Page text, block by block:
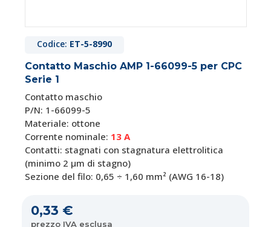
Codice: ET-5-8990
Contatto Maschio AMP 1-66099-5 per CPC
Serie 1
Contatto maschio
P/N: 1-66099-5
Materiale: ottone
Corrente nominale: 13 A
Contatti: stagnati con stagnatura elettrolitica
(minimo 2 µm di stagno)
Sezione del filo: 0,65 ÷ 1,60 mm² (AWG 16-18)
0,33 €
prezzo IVA esclusa